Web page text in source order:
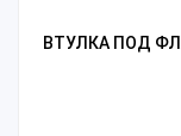
ВТУЛКА ПОД